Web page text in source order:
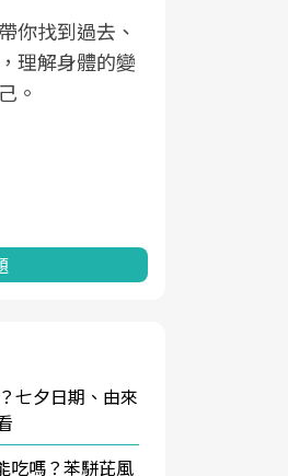
你找到過去、
理解身體的變
。
七夕日期、由來
吃嗎？苯駢芘風